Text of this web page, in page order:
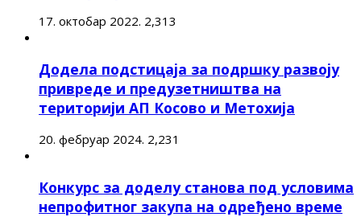
17. октобар 2022. 2,313
Додела подстицаја за подршку развоју
привреде и предузетништва на
територији АП Косово и Метохија
20. фебруар 2024. 2,231
Конкурс за доделу станова под условима
непрофитног закупа на одређено време